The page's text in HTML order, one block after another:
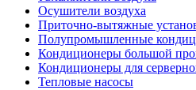
Осушители воздуха
Приточно-вытяжные
Полупромышленные
Кондиционеры большой
Кондиционеры для
Тепловые насосы